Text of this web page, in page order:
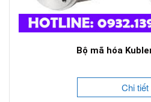
Bộ mã hóa
Chi tiết